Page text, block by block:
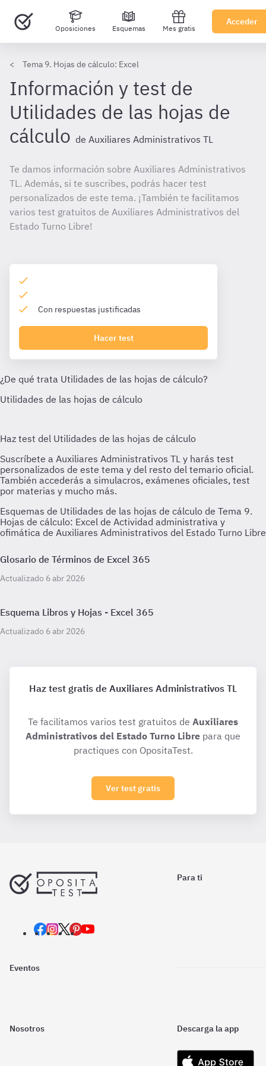
Oposiciones Esquemas Mes gratis
Acceder
Tema 9. Hojas de cálculo: Excel
Información y test de
Utilidades de las hojas de
cálculo de Auxiliares Administrativos TL
Te damos información sobre Auxiliares Administrativos
TL. Además, si te suscribes, podrás hacer test
personalizados de este tema. ¡También te facilitamos
varios test gratuitos de Auxiliares Administrativos del
Estado Turno Libre!
Con respuestas justificadas
Hacer test
Esquemas de Utilidades de las hojas de cálculo de Tema 9.
Hojas de cálculo: Excel de Actividad administrativa y
ofimática de Auxiliares Administrativos del Estado Turno Libre
Glosario de Términos de Excel 365
Actualizado 6 abr 2026
Esquema Libros y Hojas - Excel 365
Actualizado 6 abr 2026
Haz test gratis de Auxiliares Administrativos TL
Te facilitamos varios test gratuitos de Auxiliares
Administrativos del Estado Turno Libre para que
practiques con OpositaTest.
Ver test gratis
Para ti
Eventos
Nosotros Descarga la app